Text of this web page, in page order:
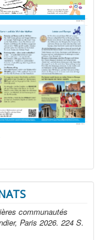
communautés
Paris 2026. 224 S.